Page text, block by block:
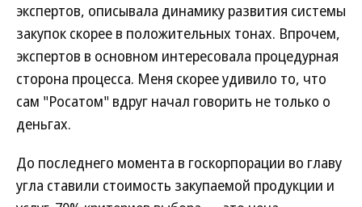
экспертов, описывала динамику развития системы
закупок скорее в положительных тонах. Впрочем,
экспертов в основном интересовала процедурная
сторона процесса. Меня скорее удивило то, что
сам "Росатом" вдруг начал говорить не только о
деньгах.
До последнего момента в госкорпорации во главу
угла ставили стоимость закупаемой продукции и